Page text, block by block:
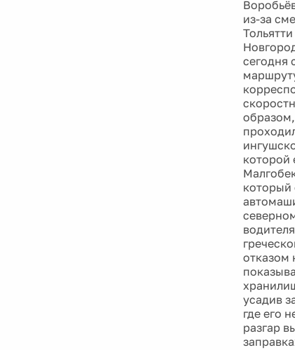
из-за
сегодня
которой
который
отказом
усадив
где его
разгар